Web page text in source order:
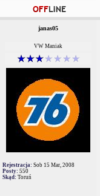
janas05
VW Maniak
Rejestracja: Sob 15 Mar, 2008
Posty: 550
Skąd: Toruń